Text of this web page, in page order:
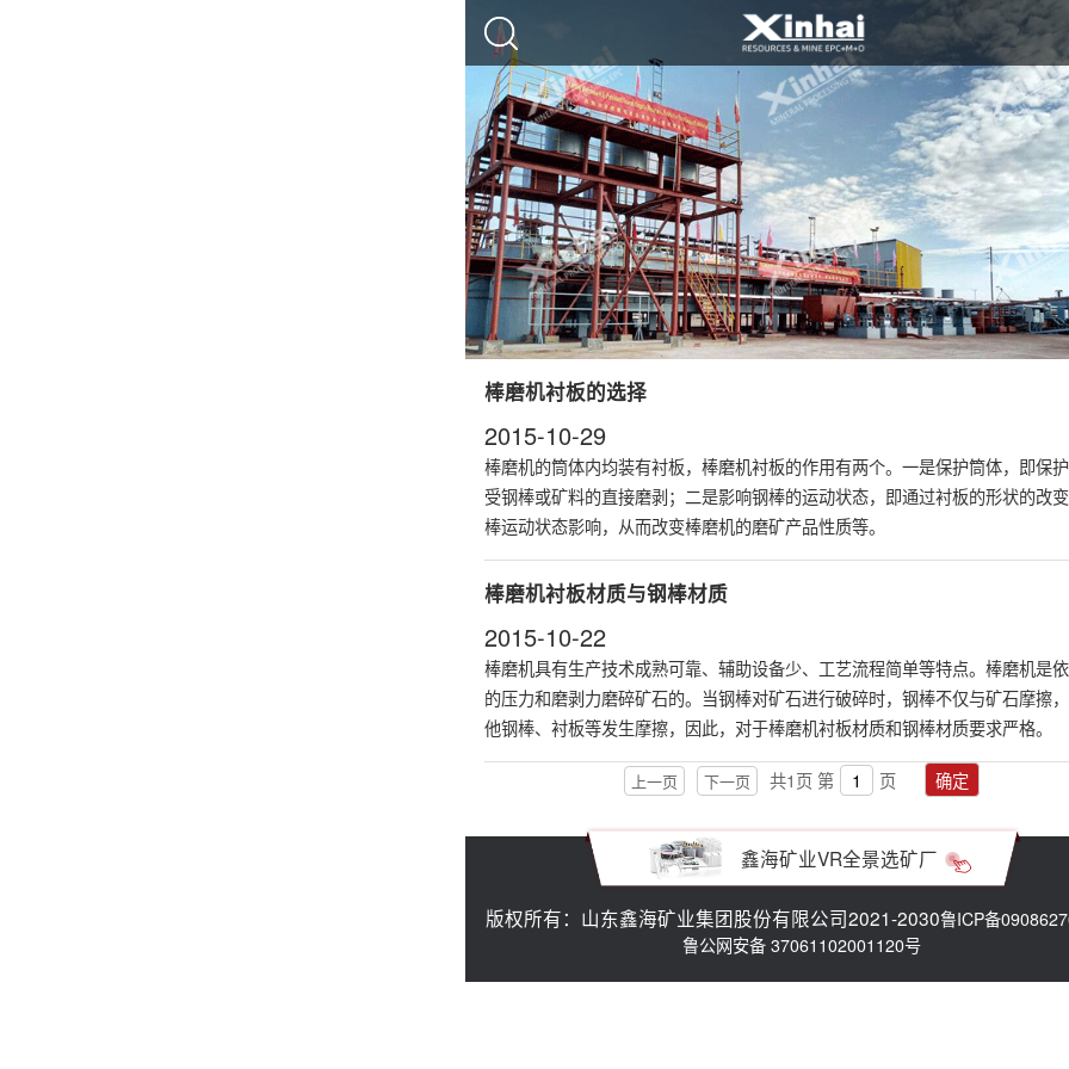
棒磨机衬板的选择
2015-10-29
棒磨机的筒体内均装有衬板， 棒磨机衬板的作用有两个。一是保护筒体，即保
受钢棒或矿料的直接磨剥；二是影响钢棒的运动状态，即通过衬板的形状的改
棒运动状态影响，从而改变棒磨机的磨矿产品性质等。
棒磨机衬板材质与钢棒材质
2015-10-22
棒磨机具有生产技术成熟可靠、辅助设备少、工艺流程简单等特点。棒磨机是
的压力和磨剥力磨碎矿石的。当钢棒对矿石进行破碎时，钢棒不仅与矿石摩擦
他钢棒、衬板等发生摩擦，因此，对于棒磨机衬板材质和钢棒材质要求严格。
上一页 下一页 共1 页 第 页 确定
鑫海矿业VR全景选矿厂
版权所有：山东鑫海矿业集团股份有限公司2021-2030鲁ICP备
鲁公网安备 37061102001120号